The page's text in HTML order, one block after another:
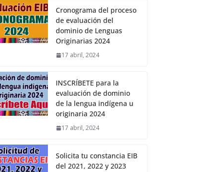
Cronograma del proceso
de evaluación del
dominio de Lenguas
Originarias 2024
17 abril, 2024
INSCRÍBETE para la
evaluación de dominio
de la lengua indígena u
originaria 2024
17 abril, 2024
Solicita tu constancia EIB
del 2021, 2022 y 2023